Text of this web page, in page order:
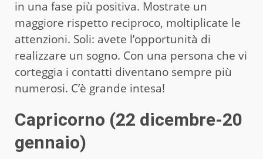
in una fase più positiva. Mostrate un
maggiore rispetto reciproco, moltiplicate le
attenzioni. Soli: avete l’opportunità di
realizzare un sogno. Con una persona che vi
corteggia i contatti diventano sempre più
numerosi. C’è grande intesa!
Capricorno (22 dicembre-20
gennaio)